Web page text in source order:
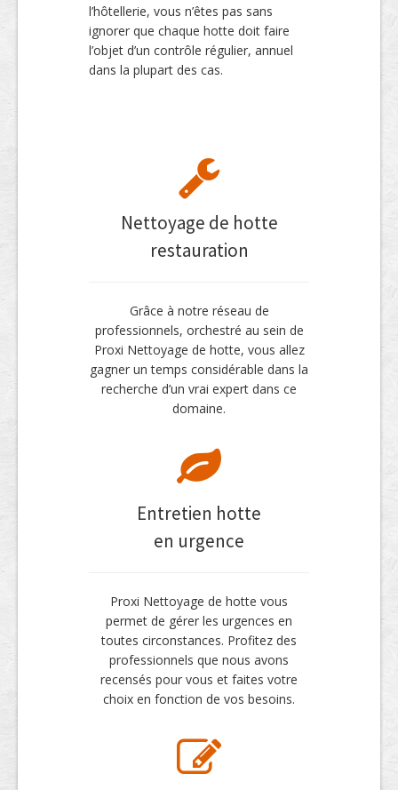
l’hôtellerie, vous n’êtes pas sans
ignorer que chaque hotte doit faire
l’objet d’un contrôle régulier, annuel
dans la plupart des cas.
Nettoyage de hotte
restauration
Grâce à notre réseau de
professionnels, orchestré au sein de
Proxi Nettoyage de hotte, vous allez
gagner un temps considérable dans la
recherche d’un vrai expert dans ce
domaine.
Entretien hotte
en urgence
Proxi Nettoyage de hotte vous
permet de gérer les urgences en
toutes circonstances. Profitez des
professionnels que nous avons
recensés pour vous et faites votre
choix en fonction de vos besoins.